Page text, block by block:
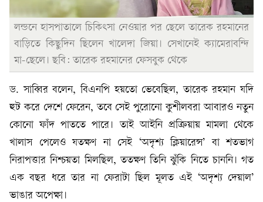
লন্ডনে হাসপাতালে চিকিৎসা নেওয়ার পর ছেলে তারেক রহমানের
বাড়িতে কিছুদিন ছিলেন খালেদা জিয়া। সেখানেই ক্যামেরাবন্দি
মা-ছেলে। ছবি: তারেক রহমানের ফেসবুক থেকে
ড. সাব্বির বলেন, বিএনপি হয়তো ভেবেছিল, তারেক রহমান যদি
হুট করে দেশে ফেরেন, তবে সেই পুরোনো কুশীলবরা আবারও নতুন
কোনো ফাঁদ পাততে পারে। তাই আইনি প্রক্রিয়ায় মামলা থেকে
খালাস পেলেও যতক্ষণ না সেই ‘অদৃশ্য ক্লিয়ারেন্স’ বা শতভাগ
নিরাপত্তার নিশ্চয়তা মিলছিল, ততক্ষণ তিনি ঝুঁকি নিতে চাননি। গত
এক বছর ধরে তার না ফেরাটা ছিল মূলত এই ‘অদৃশ্য দেয়াল’
ভাঙার অপেক্ষা।